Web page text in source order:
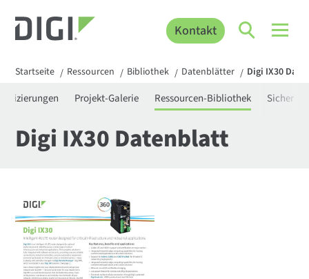
Kontakt
Startseite / Ressourcen / Bibliothek / Datenblätter / Digi IX30
Projekt-Galerie Ressourcen-Bibliothek
Digi IX30 Datenblatt